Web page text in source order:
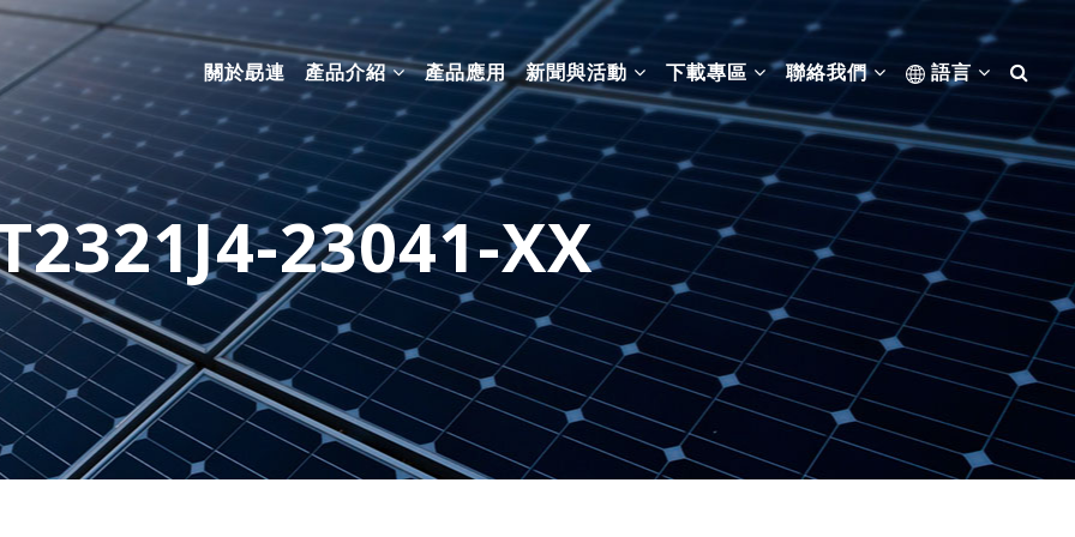
關於勗連 產品介紹 產品應用 新聞與活動 下載專區 聯絡我們 語言
23041-XX